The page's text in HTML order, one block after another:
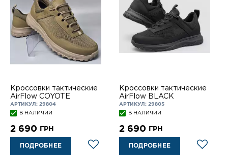
Кроссовки тактические
AirFlow COYOTE
АРТИКУЛ: 29804
В НАЛИЧИИ
2 690 ГРН
ПОДРОБНЕЕ
Кроссовки тактические
AirFlow BLACK
АРТИКУЛ: 29805
В НАЛИЧИИ
2 690 ГРН
ПОДРОБНЕЕ